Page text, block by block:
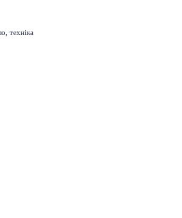
техніка